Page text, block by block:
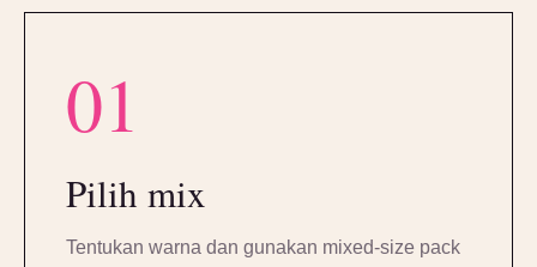
01
Pilih mix
Tentukan warna dan gunakan mixed-size pack